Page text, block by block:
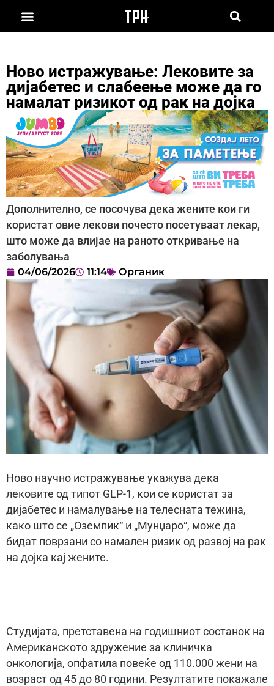
Ново истражување: Лековите за
дијабетес и слабеење може да го
намалат ризикот од рак на дојка
Дополнително, се посочува дека жените кои ги
користат овие лекови почесто посетуваат лекар,
што може да влијае на раното откривање на
заболувања
04/06/2026 11:14 Органик
Ново научно истражување укажува дека
лековите од типот GLP-1, кои се користат за
дијабетес и намалување на телесната тежина,
како што се „Оземпик“ и „Мунџаро“, може да
бидат поврзани со намален ризик од развој на рак
на дојка кај жените.
Студијата, претставена на годишниот состанок на
Американското здружение за клиничка
онкологија, опфатила повеќе од 110.000 жени на
возраст од 45 до 80 години. Резултатите покажале